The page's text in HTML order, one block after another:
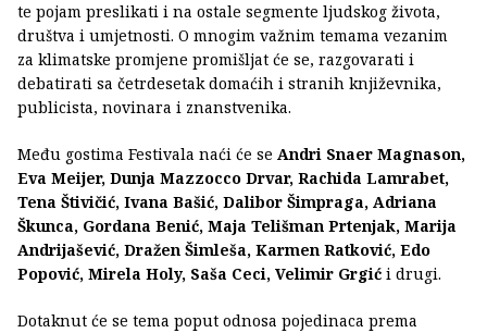
te pojam preslikati i na ostale segmente ljudskog života,
društva i umjetnosti. O mnogim važnim temama vezanim
za klimatske promjene promišljat će se, razgovarati i
debatirati sa četrdesetak domaćih i stranih književnika,
publicista, novinara i znanstvenika.
Među gostima Festivala naći će se Andri Snaer Magnason,
Eva Meijer, Dunja Mazzocco Drvar, Rachida Lamrabet,
Tena Štivičić, Ivana Bašić, Dalibor Šimpraga, Adriana
Škunca, Gordana Benić, Maja Telišman Prtenjak, Marija
Andrijašević, Dražen Šimleša, Karmen Ratković, Edo
Popović, Mirela Holy, Saša Ceci, Velimir Grgić i drugi.
Dotaknut će se tema poput odnosa pojedinaca prema